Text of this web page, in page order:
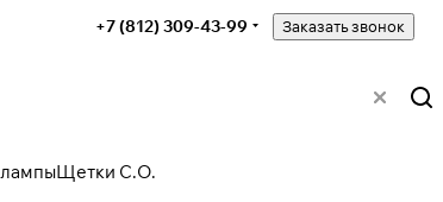
+7 (812) 309-43-99 Заказать звонок
Щетки С.О.